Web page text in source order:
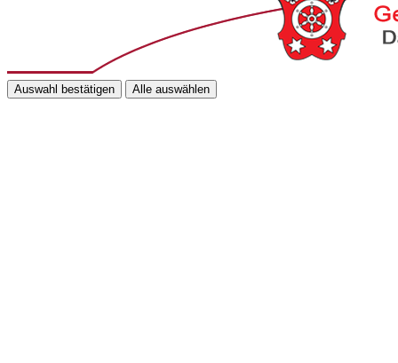
Auswahl bestätigen Alle auswählen